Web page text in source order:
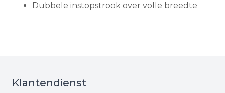
Dubbele instopstrook over volle breedte
Klantendienst